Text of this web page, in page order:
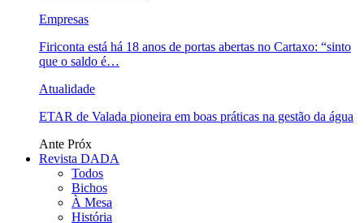
Empresas
Firiconta está há 18 anos de portas abertas no Cartaxo: “sinto
que o saldo é…
Atualidade
ETAR de Valada pioneira em boas práticas na gestão da água
Ante Próx
Revista DADA
Todos
Bichos
À Mesa
História